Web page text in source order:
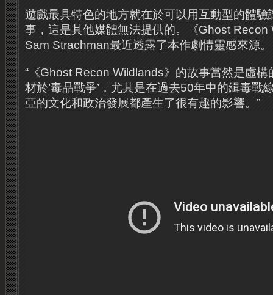
遊戲最具特色的地方就在於可以用互動型的體驗
事，這是其他媒體無法提供的。《Ghost Recon
Sam Strachman最近透露了本作劇情靈感來源。
“《Ghost Recon Wildlands》的故事當然是虛構
材於’毒品戰爭’，尤其是在過去50年中的緝毒戰
亞的文化和政治發展都產生了很有趣的影響。”